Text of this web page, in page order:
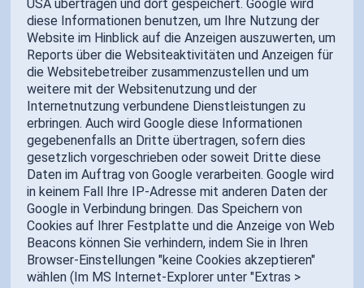
USA übertragen und dort gespeichert. Google wird
diese Informationen benutzen, um Ihre Nutzung der
Website im Hinblick auf die Anzeigen auszuwerten, um
Reports über die Websiteaktivitäten und Anzeigen für
die Websitebetreiber zusammenzustellen und um
weitere mit der Websitenutzung und der
Internetnutzung verbundene Dienstleistungen zu
erbringen. Auch wird Google diese Informationen
gegebenenfalls an Dritte übertragen, sofern dies
gesetzlich vorgeschrieben oder soweit Dritte diese
Daten im Auftrag von Google verarbeiten. Google wird
in keinem Fall Ihre IP-Adresse mit anderen Daten der
Google in Verbindung bringen. Das Speichern von
Cookies auf Ihrer Festplatte und die Anzeige von Web
Beacons können Sie verhindern, indem Sie in Ihren
Browser-Einstellungen "keine Cookies akzeptieren"
wählen (Im MS Internet-Explorer unter "Extras >